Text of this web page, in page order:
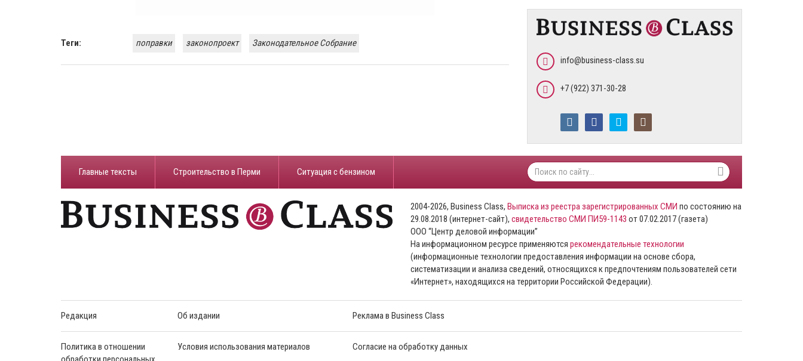
Теги: поправки законопроект Законодательное Собрание
info@business-class.su
+7 (922) 371-30-28
Главные тексты Строительство в Перми ​Ситуация с бензином
2004-2026, Business Class, Выписка из реестра зарегистрированных СМИ по состоянию на
29.08.2018 (интернет-сайт), свидетельство СМИ ПИ59-1143 от 07.02.2017 (газета)
ООО “Центр деловой информации”
На информационном ресурсе применяются рекомендательные технологии
(информационные технологии предоставления информации на основе сбора,
систематизации и анализа сведений, относящихся к предпочтениям пользователей сети
«Интернет», находящихся на территории Российской Федерации).
Редакция Об издании Реклама в Business Class
Политика в отношении
Условия использования материалов Согласие на обработку данных